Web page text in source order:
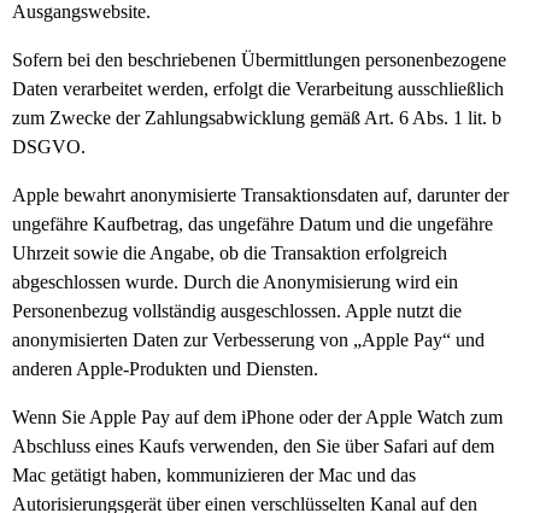
Ausgangswebsite.
Sofern bei den beschriebenen Übermittlungen personenbezogene
Daten verarbeitet werden, erfolgt die Verarbeitung ausschließlich
zum Zwecke der Zahlungsabwicklung gemäß Art. 6 Abs. 1 lit. b
DSGVO.
Apple bewahrt anonymisierte Transaktionsdaten auf, darunter der
ungefähre Kaufbetrag, das ungefähre Datum und die ungefähre
Uhrzeit sowie die Angabe, ob die Transaktion erfolgreich
abgeschlossen wurde. Durch die Anonymisierung wird ein
Personenbezug vollständig ausgeschlossen. Apple nutzt die
anonymisierten Daten zur Verbesserung von „Apple Pay“ und
anderen Apple-Produkten und Diensten.
Wenn Sie Apple Pay auf dem iPhone oder der Apple Watch zum
Abschluss eines Kaufs verwenden, den Sie über Safari auf dem
Mac getätigt haben, kommunizieren der Mac und das
Autorisierungsgerät über einen verschlüsselten Kanal auf den